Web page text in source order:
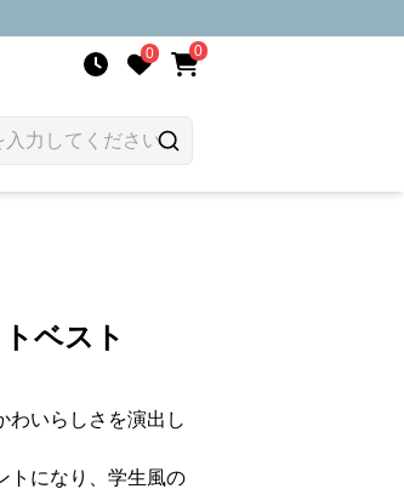
0 0
ベスト
わいらしさを演出し
トになり、学生風の